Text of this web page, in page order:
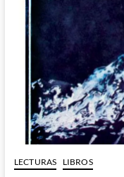
LECTURAS LIBROS